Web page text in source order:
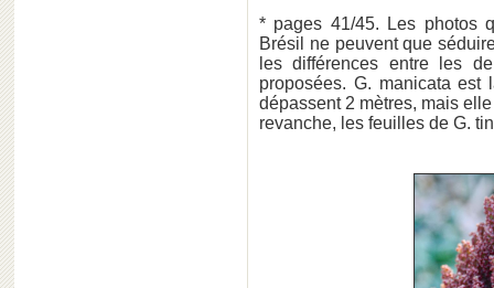
* pages 41/45. Les photos
Brésil ne peuvent que
les différences entre les
proposées. G. manicata
dépassent 2 mètres, mais
revanche, les feuilles de G.